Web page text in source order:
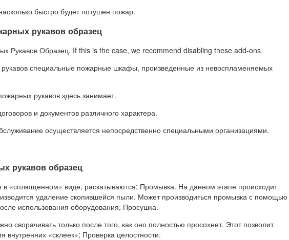
быстро будет потушен пожар.
рукавов образец
Рукавов Образец. If this is the case, we recommend disabling these add-ons.
специальные пожарные шкафы, произведенные из невоспламеняемых
рукавов здесь занимает.
и документов различного характера.
осуществляется непосредственно специальными организациями.
рукавов образец
в «сплющенном» виде, раскатываются; Промывка. На данном этапе происходит
удаление скопившейся пыли. Может производиться промывка с помощью
использования оборудования; Просушка.
сворачивать только после того, как оно полностью просохнет. Этот позволит
внутренних «склеек»; Проверка целостности.